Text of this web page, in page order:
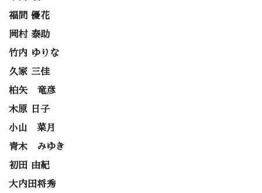
福間 優花
岡村 泰助
竹内 ゆりな
久家 三佳
柏矢 竜彦
木原 日子
小山 菜月
青木 みゆき
初田 由紀
大内田将秀